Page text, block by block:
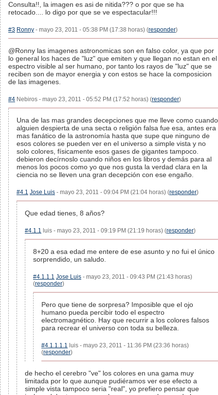
Consulta!!, la imagen es asi de nitida??? o por que se ha
retocado.... lo digo por que se ve espectacular!!!
#3 Ronny - mayo 23, 2011 - 05:38 PM (17:38 horas) (responder)
@Ronny las imagenes astronomicas son en falso color, ya que por
lo general los haces de "luz" que emiten y que llegan no estan en el
espectro visible al ser humano, por tanto los rayos de "luz" que se
reciben son de mayor energia y con estos se hace la composicion
de las imagenes.
#4 Nebiros - mayo 23, 2011 - 05:52 PM (17:52 horas) (responder)
Una de las mas grandes decepciones que me lleve como cuando
alguien despierta de una secta o religión falsa fue esa, antes era
mas fanático de la astronomía hasta que supe que ninguno de
esos colores se pueden ver en el universo a simple vista y no
solo colores, físicamente esos gases de gigantes tampoco.
debieron decírnoslo cuando niños en los libros y demás para al
menos los pocos como yo que nos gusta la verdad clara en la
ciencia no se lleven una gran decepción con ese engaño.
#4.1 Jose Luis - mayo 23, 2011 - 09:04 PM (21:04 horas) (responder)
Que edad tienes, 8 años?
#4.1.1 luis - mayo 23, 2011 - 09:19 PM (21:19 horas) (responder)
8+20 a esa edad me entere de ese asunto y no fui el único
sorprendido, un saludo.
#4.1.1.1 Jose Luis - mayo 23, 2011 - 09:43 PM (21:43 horas)
(responder)
Pero que tiene de sorpresa? Imposible que el ojo
humano pueda percibir todo el espectro
electromagnético. Hay que recurrir a los colores falsos
para recrear el universo con toda su belleza.
#4.1.1.1.1 luis - mayo 23, 2011 - 11:36 PM (23:36 horas)
(responder)
de hecho el cerebro "ve" los colores en una gama muy
limitada por lo que aunque pudiéramos ver ese efecto a
simple vista tampoco seria "real", yo prefiero pensar que